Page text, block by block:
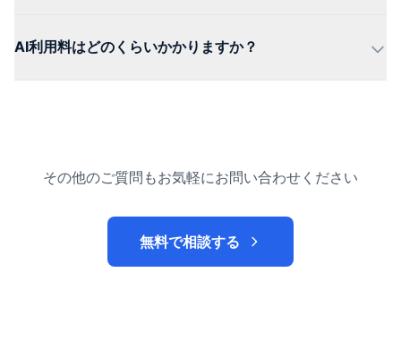
AI利用料はどのくらいかかりますか？
その他のご質問もお気軽にお問い合わせください
無料で相談する